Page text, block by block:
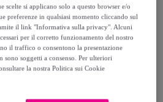
COLLECTION
scelte si applicano solo a questo browser e/o
preferenze in qualsiasi momento cliccando sul
il link "Informativa sulla privacy". Alcuni
per il corretto funzionamento del nostro
il traffico o consentono la presentazione
sono soggetti a consenso. Per ulteriori
la nostra Politica sui Cookie